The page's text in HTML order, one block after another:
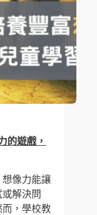
的遊戲，
想像力能讓
解決問
，學校教